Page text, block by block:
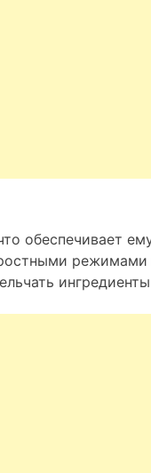
обеспечивает
режимами